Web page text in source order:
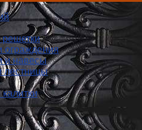
ог­ражде­ния
и навесы
лестницы